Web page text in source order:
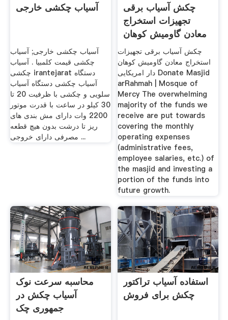
آسیاب چکشی خارجی
آسیاب چکشی خارجی; آسیاب
چکشی قیمت کلمبیا . آسیاب
چکشی irantejarat دستگاه
آسیاب چکشی دستگاه آسیاب
سلویی و چکشی با ظرفیت 20 تا
30 کیلو در ساعت با قدرت موتور
2200 وات دارای مش بندی های
ریز تا درشت بدون هیچ قطعه
مصرفی دارای خروجی ...
چکش آسیاب برقی
تجهیزات استخراج
معادن گاومیش کوهان
دار امریکایی
چکش آسیاب برقی تجهیزات
استخراج معادن گاومیش کوهان
دار امریکایی Donate Masjid
arRahmah | Mosque of
Mercy The overwhelming
majority of the funds we
receive are put towards
covering the monthly
operating expenses
(administrative fees,
employee salaries, etc.) of
the masjid and investing a
portion of the funds into
future growth.
محاسبه سرعت نوک
آسیاب چکش در
جمهوری چک
استفاده آسیاب تراکتور
چکش برای فروش